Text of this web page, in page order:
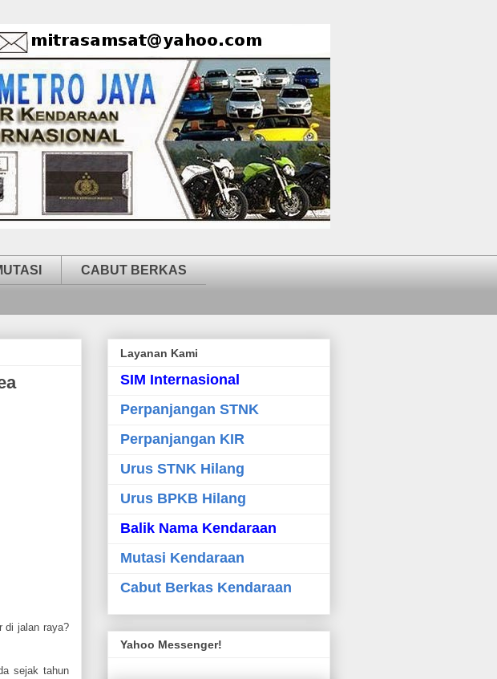
CABUT BERKAS
di jalan raya?
sejak tahun
Layanan Kami
SIM Internasional
Perpanjangan STNK
Perpanjangan KIR
Urus STNK Hilang
Urus BPKB Hilang
Balik Nama Kendaraan
Mutasi Kendaraan
Cabut Berkas Kendaraan
Yahoo Messenger!